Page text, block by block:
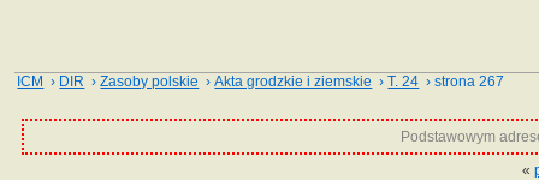
ICM › DIR ›Zasoby polskie ›Akta grodzkie i ziemskie ›T. 24 › strona 267
Podstawowym
«